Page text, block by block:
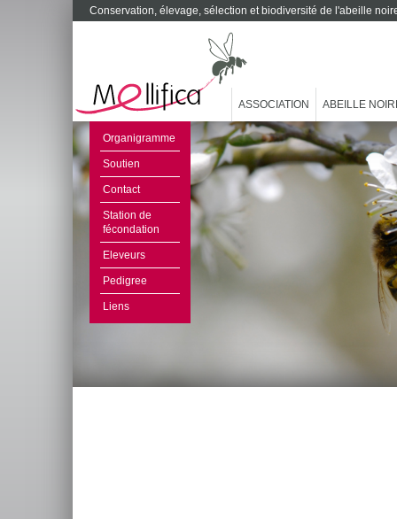
Conservation, élevage, sélection et biodiversité de l'abeille
ASSOCIATION ABEILLE
Organigramme
Soutien
Contact
Station de
fécondation
Eleveurs
Pedigree
Liens